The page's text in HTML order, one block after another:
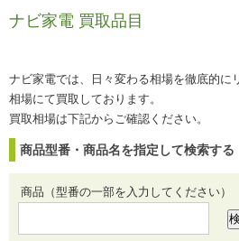
ナビ家電 買取品目
ナビ家電では、日々変わる相場を徹底的に
相場にて買取しております。
買取相場は下記からご確認ください。
商品型番・商品名を指定して検索する
商品（型番の一部を入力してください）